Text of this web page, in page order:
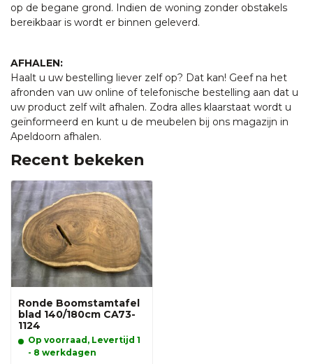
op de begane grond. Indien de woning zonder obstakels
bereikbaar is wordt er binnen geleverd.
AFHALEN:
Haalt u uw bestelling liever zelf op? Dat kan! Geef na het
afronden van uw online of telefonische bestelling aan dat u
uw product zelf wilt afhalen. Zodra alles klaarstaat wordt u
geïnformeerd en kunt u de meubelen bij ons magazijn in
Apeldoorn afhalen.
Recent bekeken
Ronde Boomstamtafel
blad 140/180cm CA73-
1124
Op voorraad, Levertijd 1
- 8 werkdagen